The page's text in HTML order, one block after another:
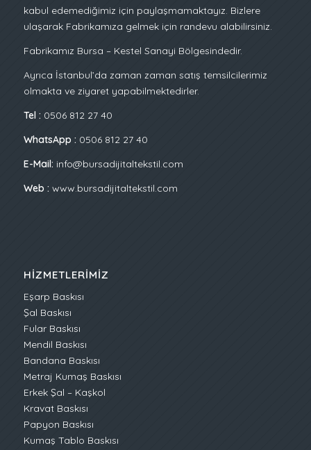
kabul edemediğimiz için paylaşmamaktayız. Bizlere
ulaşarak Fabrikamıza gelmek için randevu alabilirsiniz.
Fabrikamız Bursa – Kestel Sanayi Bölgesindedir.
Ayrıca İstanbul’da zaman zaman satış temsilcilerimiz
olmakta ve ziyaret yapabilmektedirler.
Tel : 0506 812 27 40
WhatsApp : 0506 812 27 40
E-Mail: info@bursadijitaltekstil.com
Web : www.bursadijitaltekstil.com
HIZMETLERIMIZ
Eşarp Baskısı
Şal Baskısı
Fular Baskısı
Mendil Baskısı
Bandana Baskısı
Metraj Kumaş Baskısı
Erkek Şal – Kaşkol
Kravat Baskısı
Papyon Baskısı
Kumaş Tablo Baskısı